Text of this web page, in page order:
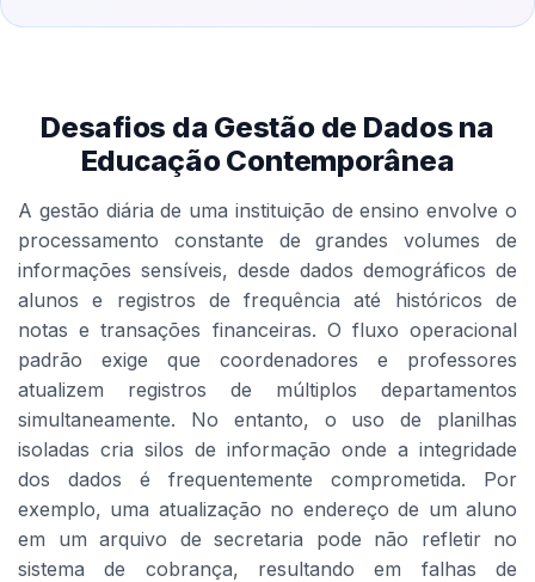
Desafios da Gestão de Dados na
Educação Contemporânea
A gestão diária de uma instituição de ensino envolve o
processamento constante de grandes volumes de
informações sensíveis, desde dados demográficos de
alunos e registros de frequência até históricos de
notas e transações financeiras. O fluxo operacional
padrão exige que coordenadores e professores
atualizem registros de múltiplos departamentos
simultaneamente. No entanto, o uso de planilhas
isoladas cria silos de informação onde a integridade
dos dados é frequentemente comprometida. Por
exemplo, uma atualização no endereço de um aluno
em um arquivo de secretaria pode não refletir no
sistema de cobrança, resultando em falhas de